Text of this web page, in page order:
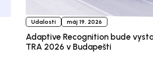
Udalosti máj 19, 2026
Adaptive Recognition bude
TRA 2026 v Budapešti